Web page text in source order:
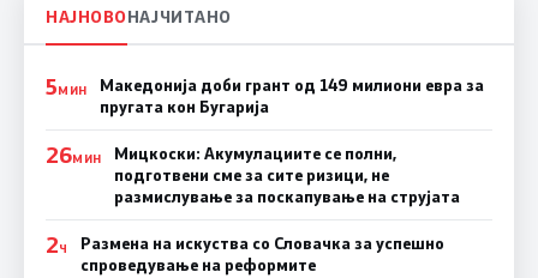
НАЈНОВОНАЈЧИТАНО
5МИН
Македонија доби грант од 149 милиони евра за
пругата кон Бугарија
26МИН
Мицкоски: Акумулациите се полни,
подготвени сме за сите ризици, не
размислување за поскапување на струјата
2Ч
Размена на искуства со Словачка за успешно
спроведување на реформите